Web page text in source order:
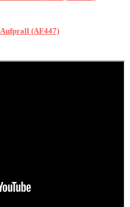
(AF447)